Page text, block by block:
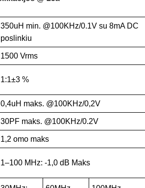
350uH min. @100KHz/0.1V su 8mA DC
poslinkiu
1500 Vrms
1:1±3 %
0,4uH maks. @100KHz/0,2V
30PF maks. @100KHz/0.2V
1,2 omo maks
1–100 MHz: -1,0 dB Maks